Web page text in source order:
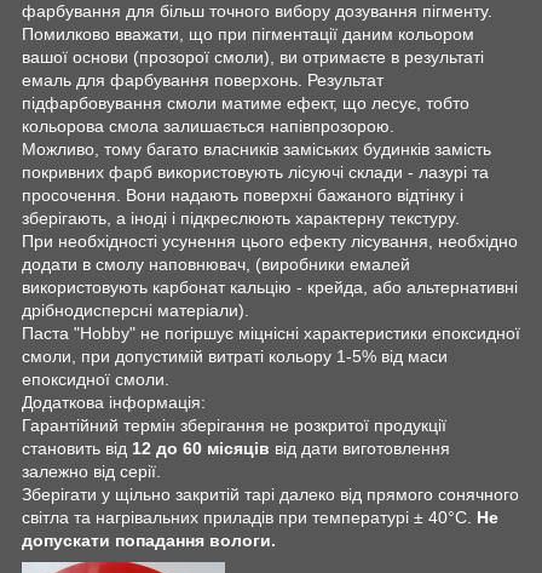
фарбування для більш точного вибору дозування пігменту.
Помилково вважати, що при пігментації даним кольором
вашої основи (прозорої смоли), ви отримаєте в результаті
емаль для фарбування поверхонь. Результат
підфарбовування смоли матиме ефект, що лесує, тобто
кольорова смола залишається напівпрозорою.
Можливо, тому багато власників заміських будинків замість
покривних фарб використовують лісуючі склади - лазурі та
просочення. Вони надають поверхні бажаного відтінку і
зберігають, а іноді і підкреслюють характерну текстуру.
При необхідності усунення цього ефекту лісування, необхідно
додати в смолу наповнювач, (виробники емалей
використовують карбонат кальцію - крейда, або альтернативні
дрібнодисперсні матеріали).
Паста "Hobby" не погіршує міцнісні характеристики епоксидної
смоли, при допустимій витраті кольору 1-5% від маси
епоксидної смоли.
Додаткова інформація:
Гарантійний термін зберігання не розкритої продукції
становить від 12 до 60 місяців від дати виготовлення
залежно від серії.
Зберігати у щільно закритій тарі далеко від прямого сонячного
світла та нагрівальних приладів при температурі ± 40°С. Не
допускати попадання вологи.